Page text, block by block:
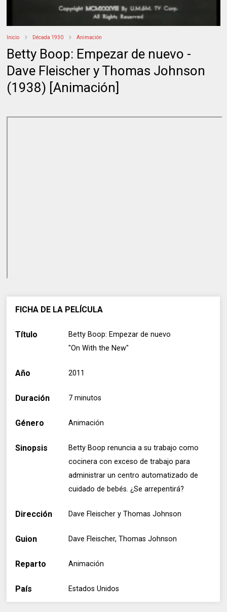
Inicio Década 1930 Animación
Betty Boop: Empezar de nuevo -
Dave Fleischer y Thomas Johnson
(1938) [Animación]
FICHA DE LA PELÍCULA
Título
Betty Boop: Empezar de nuevo
"On With the New"
Año 2011
Duración 7 minutos
Género Animación
Sinopsis
Betty Boop renuncia a su trabajo como
cocinera con exceso de trabajo para
administrar un centro automatizado de
cuidado de bebés. ¿Se arrepentirá?
Dirección Dave Fleischer y Thomas Johnson
Guion Dave Fleischer, Thomas Johnson
Reparto Animación
País Estados Unidos